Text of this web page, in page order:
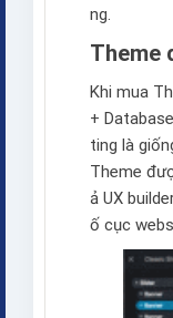
ng.
Theme
Khi mua
+
ting là
Theme
ả UX
ố cục